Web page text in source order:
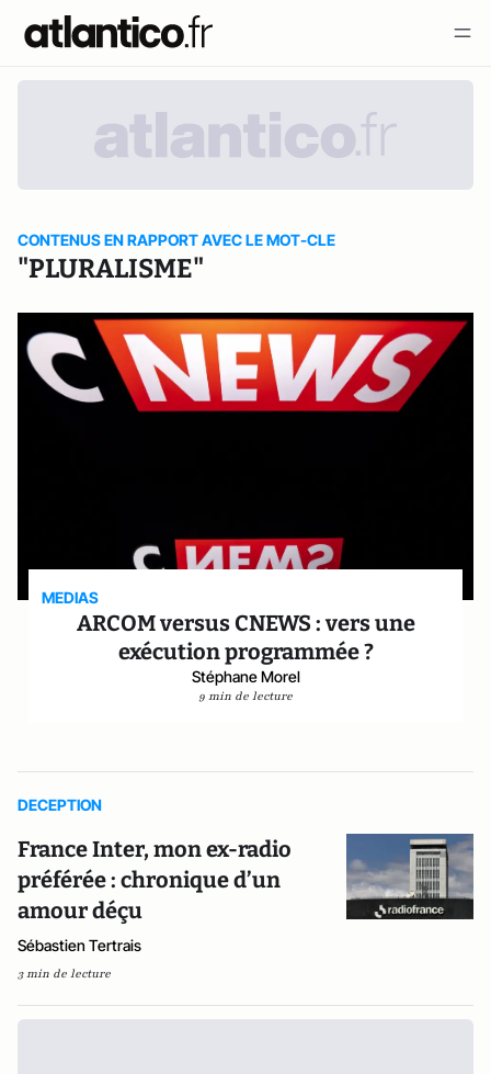
CONTENUS EN RAPPORT AVEC LE MOT-CLE
"PLURALISME"
MEDIAS
ARCOM versus CNEWS : vers une
exécution programmée ?
Stéphane Morel
9 min de lecture
DECEPTION
France Inter, mon ex-radio
préférée : chronique d’un
amour déçu
Sébastien Tertrais
3 min de lecture